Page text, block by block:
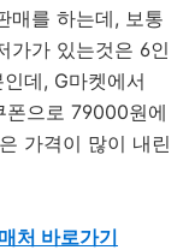
매를 하는데, 보통
가가 있는것은 6인
데, G마켓에서
으로 79000원에
가격이 많이 내린
처 바로가기